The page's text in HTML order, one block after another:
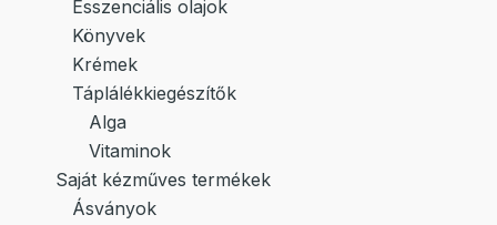
Esszenciális olajok
Könyvek
Krémek
Táplálékkiegészítők
Alga
Vitaminok
Saját kézműves termékek
Ásványok